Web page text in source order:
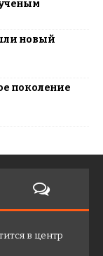
новый
поколение
в центр